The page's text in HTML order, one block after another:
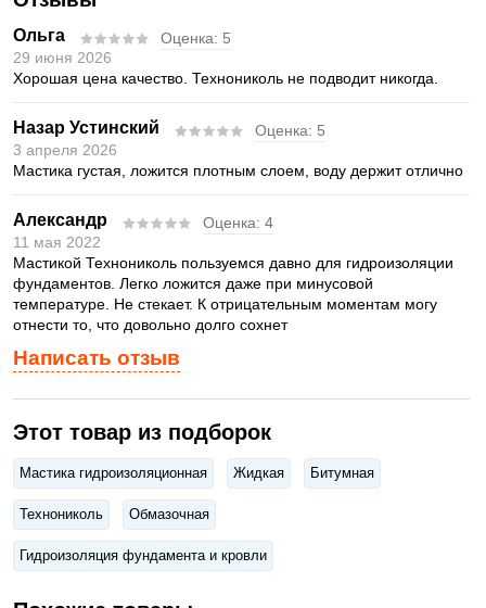
Написать отзыв
Ольга Оценка: 5
29 июня 2026
Хорошая цена качество. Технониколь не подводит никогда.
Назар Устинский Оценка: 5
3 апреля 2026
Мастика густая, ложится плотным слоем, воду держит отлично
Александр Оценка: 4
11 мая 2022
Мастикой Технониколь пользуемся давно для гидроизоляции
фундаментов. Легко ложится даже при минусовой
температуре. Не стекает. К отрицательным моментам могу
отнести то, что довольно долго сохнет
Этот товар из подборок
Мастика гидроизоляционная Жидкая Битумная
Технониколь Обмазочная
Гидроизоляция фундамента и кровли